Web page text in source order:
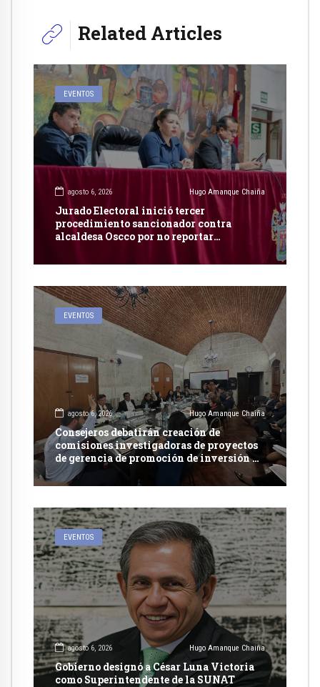
Related Articles
EVENTOS
agosto 6, 2026 Hugo Amanque Chaiña
Jurado Electoral inició tercer
procedimiento sancionador contra
alcaldesa Oscco por no reportar
EVENTOS
agosto 6, 2026 Hugo Amanque Chaiña
Consejeros debatirán creación de
comisiones investigadoras de proyectos
de gerencia de promoción de inversión y
carretera en Caylloma
EVENTOS
agosto 6, 2026 Hugo Amanque Chaiña
Gobierno designó a César Luna Victoria
como Superintendente de la SUNAT